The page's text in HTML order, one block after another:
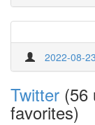
2022-08-
Twitter (56
favorites)